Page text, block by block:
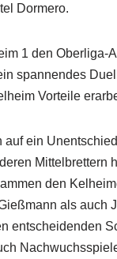
Dormero.
1 den
spannendes
Vorteile
ein
Mittelbrettern
den
als auch
entscheidenden